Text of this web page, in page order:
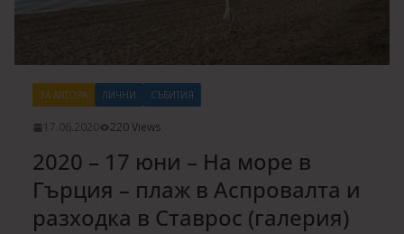
ЗА АВТОРА ЛИЧНИ СЪБИТИЯ
17.06.2020 220 Views
2020 – 17 юни – На море в
Гърция – плаж в Аспровалта и
разходка в Ставрос (галерия)